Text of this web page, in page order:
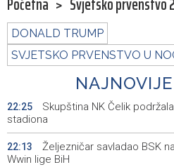
DONALD TRUMP
SVJETSKO PRVENSTVO U
22:25
Skupština NK Čelik
stadiona
22:13
Željezničar savladao BSK
Wwin lige BiH